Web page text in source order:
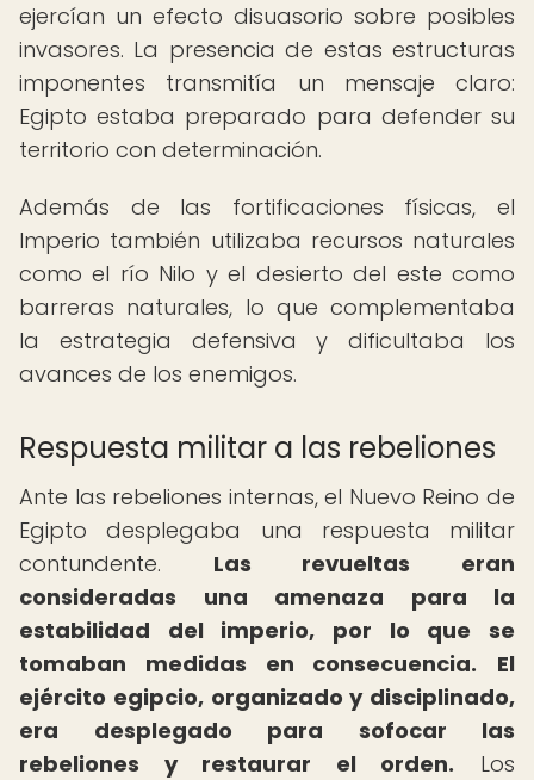
ejercían un efecto disuasorio sobre posibles
invasores. La presencia de estas estructuras
imponentes transmitía un mensaje claro:
Egipto estaba preparado para defender su
territorio con determinación.
Además de las fortificaciones físicas, el
Imperio también utilizaba recursos naturales
como el río Nilo y el desierto del este como
barreras naturales, lo que complementaba
la estrategia defensiva y dificultaba los
avances de los enemigos.
Respuesta militar a las rebeliones
Ante las rebeliones internas, el Nuevo Reino de
Egipto desplegaba una respuesta militar
contundente. Las revueltas eran
consideradas una amenaza para la
estabilidad del imperio, por lo que se
tomaban medidas en consecuencia.
El
ejército egipcio, organizado y disciplinado,
era desplegado para sofocar las
rebeliones y restaurar el orden. Los